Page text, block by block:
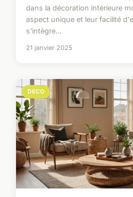
dans la décoration intérieure
aspect unique et leur facilité
s'intègre...
21 janvier 2025
DECO